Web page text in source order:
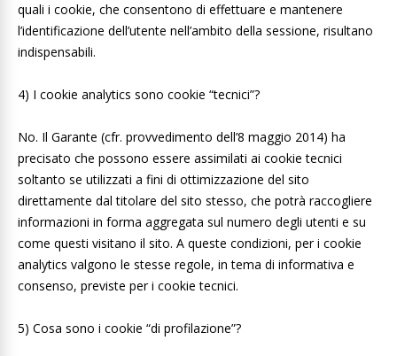
quali i cookie, che consentono di effettuare e mantenere
l’identificazione dell’utente nell’ambito della sessione, risultano
indispensabili.
4) I cookie analytics sono cookie “tecnici”?
No. Il Garante (cfr. provvedimento dell’8 maggio 2014) ha
precisato che possono essere assimilati ai cookie tecnici
soltanto se utilizzati a fini di ottimizzazione del sito
direttamente dal titolare del sito stesso, che potrà raccogliere
informazioni in forma aggregata sul numero degli utenti e su
come questi visitano il sito. A queste condizioni, per i cookie
analytics valgono le stesse regole, in tema di informativa e
consenso, previste per i cookie tecnici.
5) Cosa sono i cookie “di profilazione”?